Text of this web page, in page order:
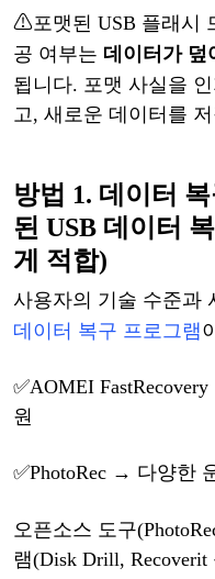
⚠포맷된 USB 플래시
공 여부는 데이터가 덮
됩니다. 포맷 사실을
고 , 새로운 데이터를
방법 1. 데이터
된 USB 데이터
게 적합)
사용자의 기술 수준과
데이터 복구 프로그램
✅AOMEI FastRecovery
원
✅PhotoRec → 다양한
오픈소스 도구
램(Disk Drill,